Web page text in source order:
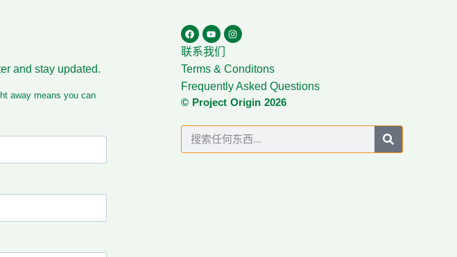
联系我们
Terms & Conditons
Frequently Asked Questions
© Project Origin 2026